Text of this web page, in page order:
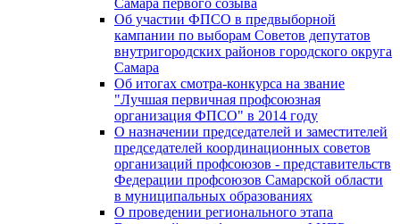
Об участии ФПСО в предвыборной
кампании по выборам Советов депутатов
внутригородских районов городского округа
Самара
Об итогах смотра-конкурса на звание
"Лучшая первичная профсоюзная
организация ФПСО" в 2014 году
О назначении председателей и заместителей
председателей координационных советов
организаций профсоюзов - представительств
Федерации профсоюзов Самарской области
в муниципальных образованиях
О проведении регионального этапа